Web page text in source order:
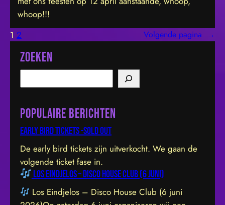
whoop!!!
1 2 Volgende pagina →
Zoeken
e
r
c
Populaire berichten
Early bird tickets -sold out
De early bird tickets zijn uitverkocht. We gaan de
volgende ticket fase in.
Los Eindjelos – Disco House Club (6 juni)
Los Eindjelos – Disco House Club (6 juni